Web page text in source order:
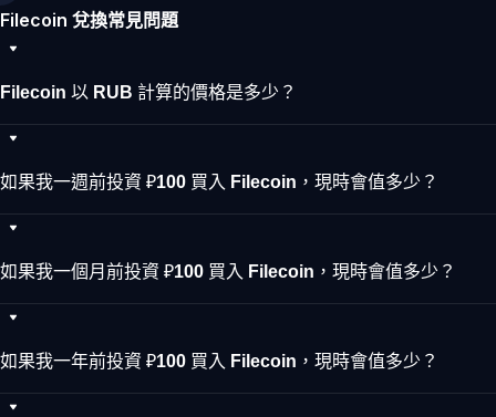
Filecoin 兌換常見問題
Filecoin 以 RUB 計算的價格是多少？
如果我一週前投資 ₽100 買入 Filecoin，現時會值多少？
如果我一個月前投資 ₽100 買入 Filecoin，現時會值多少？
如果我一年前投資 ₽100 買入 Filecoin，現時會值多少？